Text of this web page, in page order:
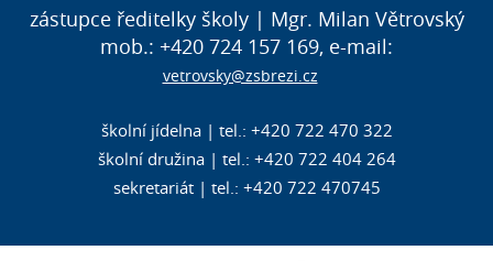
zástupce ředitelky školy | Mgr. Milan Větrovský
mob.: +420 724 157 169, e-mail:
vetrovsky@zsbrezi.cz
školní jídelna | tel.: +420 722 470 322
školní družina | tel.: +420 722 404 264
sekretariát | tel.: +420 722 470745